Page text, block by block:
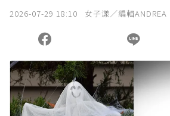
2026-07-29 18:10 女子漾／編輯ANDREA